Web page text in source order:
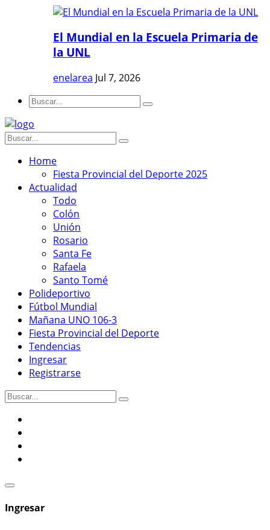
El Mundial en la Escuela Primaria de
la UNL
enelarea Jul 7, 2026
Home
Fiesta Provincial del Deporte 2025
Actualidad
Todo
Colón
Unión
Rosario
Santa Fe
Rafaela
Santo Tomé
Polideportivo
Fútbol Mundial
Mañana UNO 106-3
Fiesta Provincial del Deporte
Tendencias
Ingresar
Registrarse
Ingresar